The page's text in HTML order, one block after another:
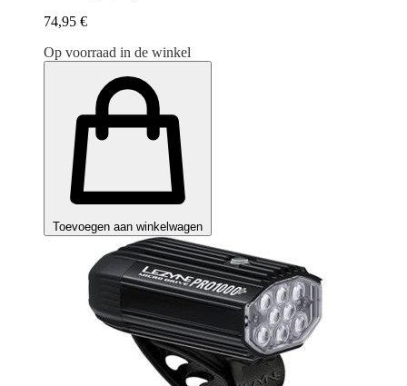
74,95 €
Op voorraad in de winkel
Toevoegen aan winkelwagen